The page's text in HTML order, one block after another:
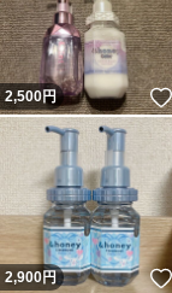
2,500円
2,900円